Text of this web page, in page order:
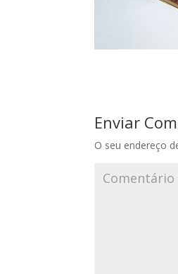
Enviar
O seu endereço